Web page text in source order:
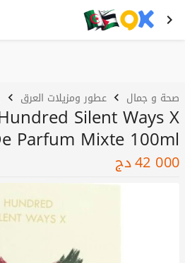
صحة و جمال عطور ومزيلات العرق
Silent Ways X
Parfum Mixte 100ml
42 000دج